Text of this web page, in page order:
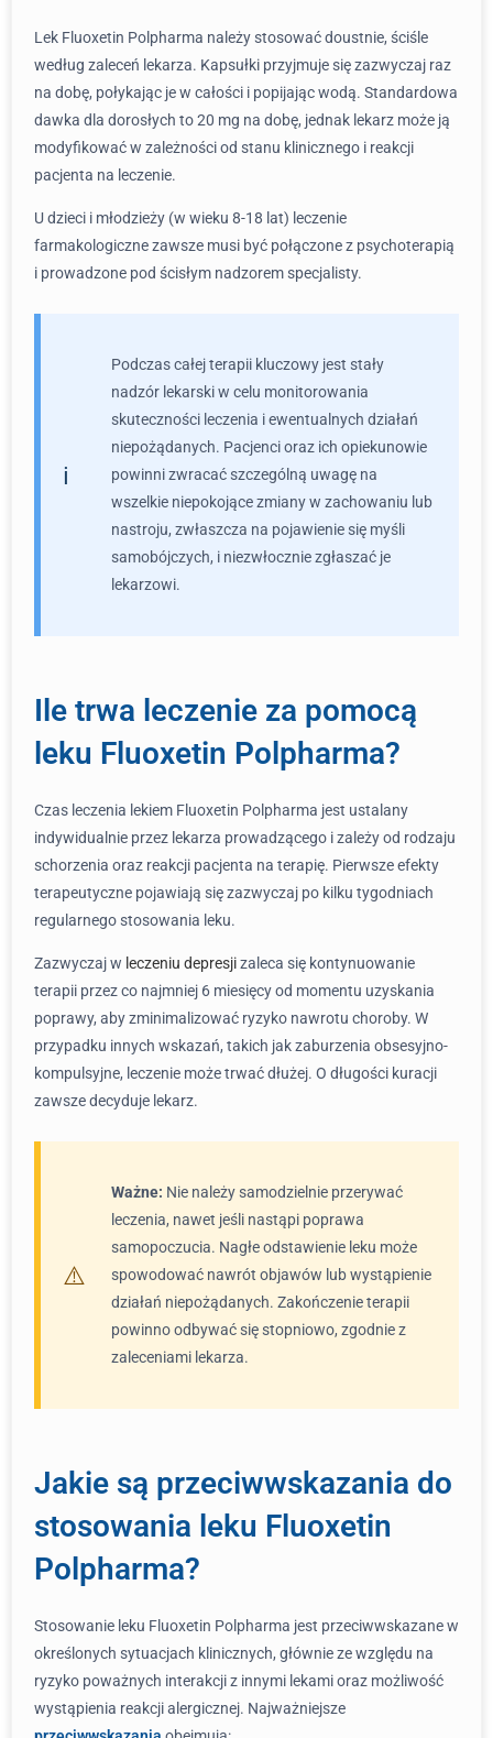
Lek Fluoxetin Polpharma należy stosować doustnie, ściśle
według zaleceń lekarza. Kapsułki przyjmuje się zazwyczaj raz
na dobę, połykając je w całości i popijając wodą. Standardowa
dawka dla dorosłych to 20 mg na dobę, jednak lekarz może ją
modyfikować w zależności od stanu klinicznego i reakcji
pacjenta na leczenie.
U dzieci i młodzieży (w wieku 8-18 lat) leczenie
farmakologiczne zawsze musi być połączone z psychoterapią
i prowadzone pod ścisłym nadzorem specjalisty.
Podczas całej terapii kluczowy jest stały
nadzór lekarski w celu monitorowania
skuteczności leczenia i ewentualnych działań
niepożądanych. Pacjenci oraz ich opiekunowie
powinni zwracać szczególną uwagę na
wszelkie niepokojące zmiany w zachowaniu lub
nastroju, zwłaszcza na pojawienie się myśli
samobójczych, i niezwłocznie zgłaszać je
lekarzowi.
Ile trwa leczenie za pomocą
leku Fluoxetin Polpharma?
Czas leczenia lekiem Fluoxetin Polpharma jest ustalany
indywidualnie przez lekarza prowadzącego i zależy od rodzaju
schorzenia oraz reakcji pacjenta na terapię. Pierwsze efekty
terapeutyczne pojawiają się zazwyczaj po kilku tygodniach
regularnego stosowania leku.
Zazwyczaj w leczeniu depresjizaleca się kontynuowanie
terapii przez co najmniej 6 miesięcy od momentu uzyskania
poprawy, aby zminimalizować ryzyko nawrotu choroby. W
przypadku innych wskazań, takich jak zaburzenia obsesyjno-
kompulsyjne, leczenie może trwać dłużej. O długości kuracji
zawsze decyduje lekarz.
Ważne: Nie należy samodzielnie przerywać
leczenia, nawet jeśli nastąpi poprawa
samopoczucia. Nagłe odstawienie leku może
spowodować nawrót objawów lub wystąpienie
działań niepożądanych. Zakończenie terapii
powinno odbywać się stopniowo, zgodnie z
zaleceniami lekarza.
Jakie są przeciwwskazania do
stosowania leku Fluoxetin
Polpharma?
Stosowanie leku Fluoxetin Polpharma jest przeciwwskazane w
określonych sytuacjach klinicznych, głównie ze względu na
ryzyko poważnych interakcji z innymi lekami oraz możliwość
wystąpienia reakcji alergicznej. Najważniejsze